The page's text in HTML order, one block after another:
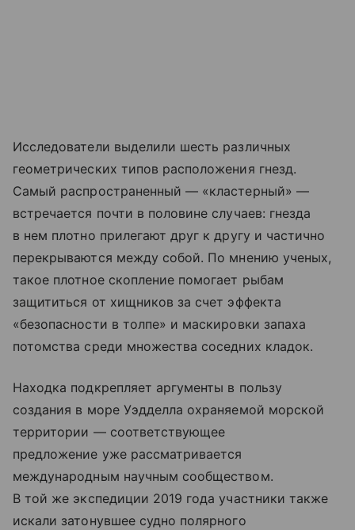
Исследователи выделили шесть различных
геометрических типов расположения гнезд.
Самый распространенный — «кластерный» —
встречается почти в половине случаев: гнезда
в нем плотно прилегают друг к другу и частично
перекрываются между собой. По мнению ученых,
такое плотное скопление помогает рыбам
защититься от хищников за счет эффекта
«безопасности в толпе» и маскировки запаха
потомства среди множества соседних кладок.
Находка подкрепляет аргументы в пользу
создания в море Уэдделла охраняемой морской
территории — соответствующее
предложение уже рассматривается
международным научным сообществом.
В той же экспедиции 2019 года участники также
искали затонувшее судно полярного